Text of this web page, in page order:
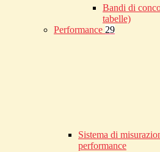
Bandi di
tabelle)
Performance 29
Sistema di
performance